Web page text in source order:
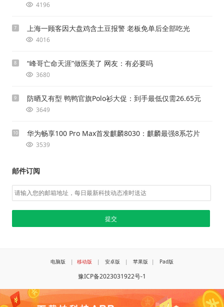
4196
7 上海一顾客因大盘鸡含土豆报警 老板免单后全部吃光
4016
8 “峰哥亡命天涯”做医美了 网友：有必要吗
3680
9 防晒又有型 鸭鸭官旗Polo衫大促：到手最低仅需26.65元
3649
10 华为畅享100 Pro Max首发麒麟8030：麒麟最强8系芯片
3539
邮件订阅
电脑版 | 移动版 | 安卓版 | 苹果版 | Pad版
豫ICP备2023031922号-1